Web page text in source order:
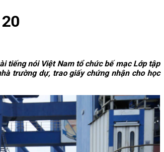
tiếng nói Việt Nam tổ chức bế mạc Lớp tập
trường dự, trao giấy chứng nhận cho học